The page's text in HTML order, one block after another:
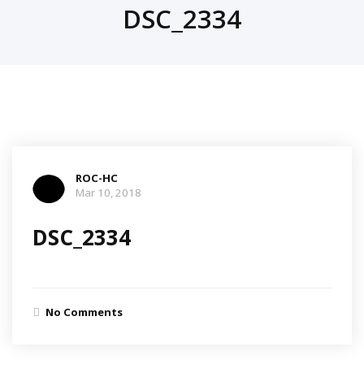
DSC_2334
ROC-HC
Mar 10, 2018
DSC_2334
No Comments